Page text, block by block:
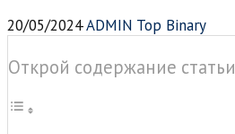
20/05/2024ADMIN Top Binary
Открой содержание статьи